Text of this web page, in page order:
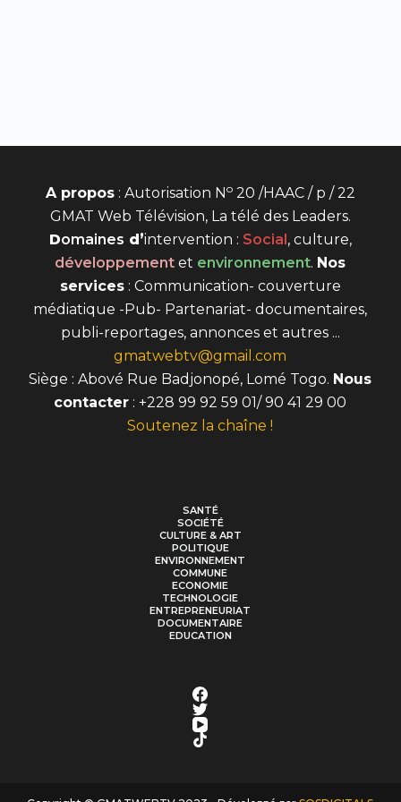
A propos: Autorisation N o20 /HAAC / p / 22
GMAT Web Télévision, La télé des Leaders.
Domaines d’intervention : Social , culture,
développement et environnement. Nos
services: Communication- couverture
médiatique -Pub- Partenariat- documentaires,
publi-reportages, annonces et autres ...
gmatwebtv@gmail.com
Siège : Abové Rue Badjonopé, Lomé Togo. Nous
contacter : +228 99 92 59 01/ 90 41 29 00
Soutenez la chaîne !
SANTÉ
SOCIÉTÉ
CULTURE & ART
POLITIQUE
ENVIRONNEMENT
COMMUNE
ECONOMIE
TECHNOLOGIE
ENTREPRENEURIAT
DOCUMENTAIRE
EDUCATION